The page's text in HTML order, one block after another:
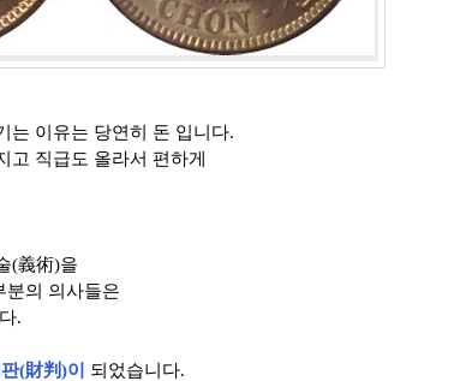
는 이유는 당연히 돈 입니다.
고 직급도 올라서 편하게
(義術)을
분의 의사들은
.
(財判)이
되었습니다.